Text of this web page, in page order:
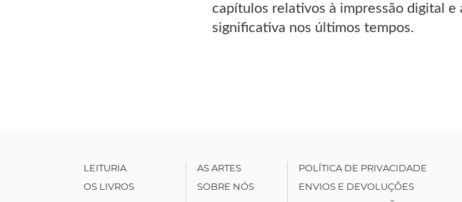
capítulos relativos à impressão digital e
significativa nos últimos tempos.
LEITURIA
OS LIVROS
AS ARTES
SOBRE NÓS
POLÍTICA DE PRIVACIDADE
ENVIOS E DEVOLUÇÕES